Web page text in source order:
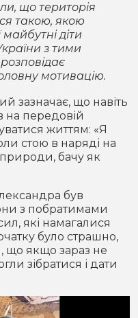
що територія
такою, якою
діти
з тими
мотивацію.
зазначає, що навіть
на передовій
життям: «Я
стою в наряді на
бачу як
був
з побратимами
які намагалися
було страшно,
що якщо зараз не
зібратися і дати